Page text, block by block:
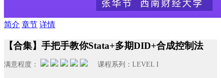
简介 章节 详情
【合集】手把手教你Stata+多期DID+合成控制法
满意程度： 课程系列： LEVEL I